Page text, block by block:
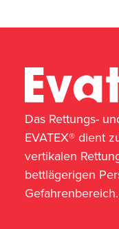
Das Rettungs-
EVATEX® dient
vertikalen
bettlägerigen
Gefahrenbereich.